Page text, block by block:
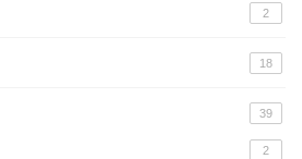
2
18
39
2